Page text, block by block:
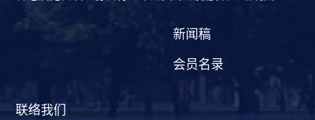
新闻稿
会员名录
联络我们